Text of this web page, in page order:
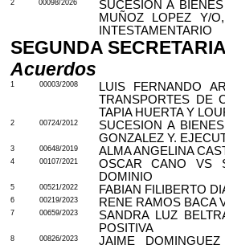
2 00098/2026
SUCESION A
MUÑOZ LOPEZ Y/
INTESTAMENTARIO
SEGUNDA SECRETARIA
Acuerdos
1 00003/2008
LUIS FERNANDO
TRANSPORTES DE
TAPIA HUERTA Y
2 00724/2012
SUCESION A
GONZALEZ Y.
3 00648/2019 ALMA ANGELINA
4 00107/2021
OSCAR CANO VS
DOMINIO
5 00521/2022 FABIAN FILIBERTO
6 00219/2023 RENE RAMOS BACA
7 00659/2023
SANDRA LUZ
POSITIVA
8 00826/2023
JAIME